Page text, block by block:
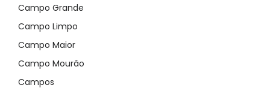
Campo Grande
Campo Limpo
Campo Maior
Campo Mourão
Campos